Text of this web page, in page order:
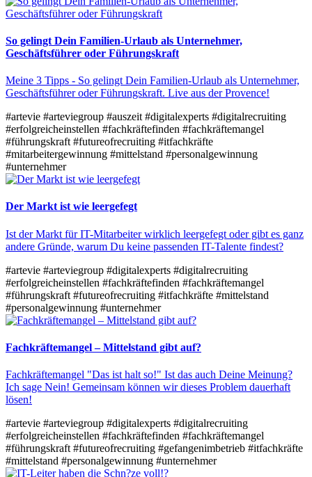
So gelingt Dein Familien-Urlaub als Unternehmer,
Geschäftsführer oder Führungskraft
Meine 3 Tipps - So gelingt Dein Familien-Urlaub als Unternehmer,
Geschäftsführer oder Führungskraft. Live aus der Provence!
#artevie #arteviegroup #auszeit #digitalexperts #digitalrecruiting
#erfolgreicheinstellen #fachkräftefinden #fachkräftemangel
#führungskraft #futureofrecruiting #itfachkräfte
#mitarbeitergewinnung #mittelstand #personalgewinnung
#unternehmer
Der Markt ist wie leergefegt
Ist der Markt für IT-Mitarbeiter wirklich leergefegt oder gibt es ganz
andere Gründe, warum Du keine passenden IT-Talente findest?
#artevie #arteviegroup #digitalexperts #digitalrecruiting
#erfolgreicheinstellen #fachkräftefinden #fachkräftemangel
#führungskraft #futureofrecruiting #itfachkräfte #mittelstand
#personalgewinnung #unternehmer
Fachkräftemangel – Mittelstand gibt auf?
Fachkräftemangel "Das ist halt so!" Ist das auch Deine Meinung?
Ich sage Nein! Gemeinsam können wir dieses Problem dauerhaft
lösen!
#artevie #arteviegroup #digitalexperts #digitalrecruiting
#erfolgreicheinstellen #fachkräftefinden #fachkräftemangel
#führungskraft #futureofrecruiting #gefangenimbetrieb #itfachkräfte
#mittelstand #personalgewinnung #unternehmer